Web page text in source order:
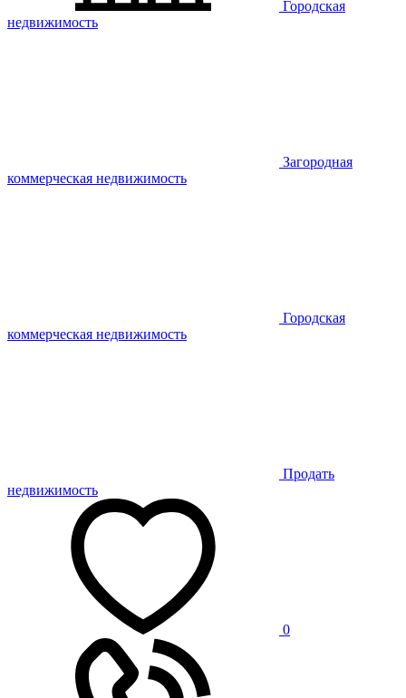
Городская
недвижимость
Загородная
коммерческая недвижимость
Городская
коммерческая недвижимость
Продать
недвижимость
0